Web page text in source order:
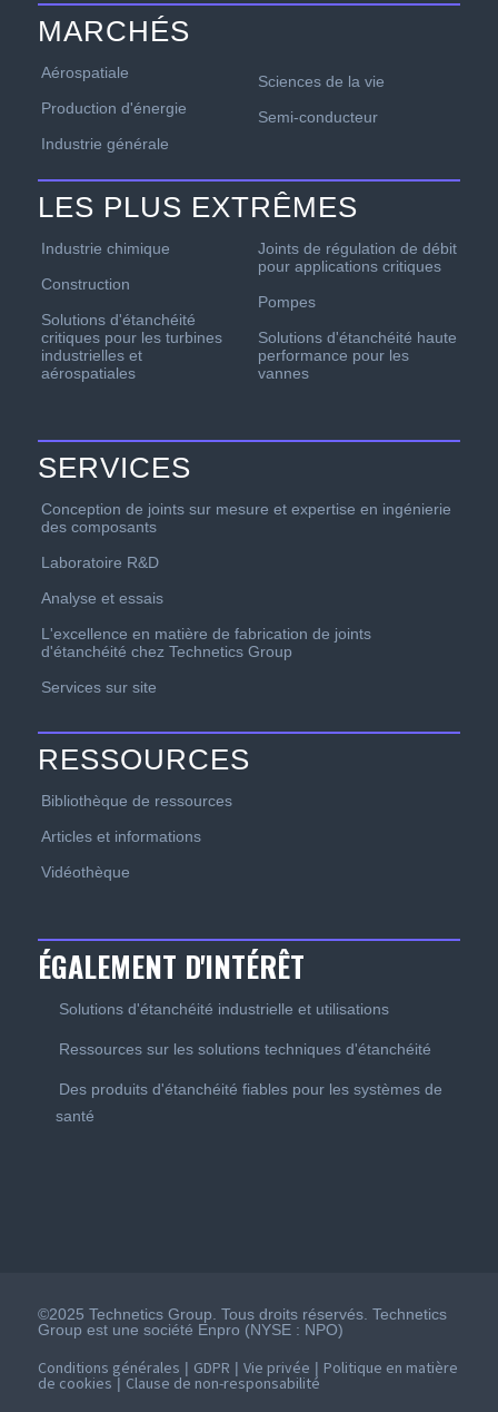
MARCHÉS
Aérospatiale
Production d'énergie
Industrie générale
Sciences de la vie
Semi-conducteur
LES PLUS EXTRÊMES
Industrie chimique
Construction
Solutions d'étanchéité
critiques pour les turbines
industrielles et
aérospatiales
Joints de régulation de débit
pour applications critiques
Pompes
Solutions d'étanchéité haute
performance pour les
vannes
SERVICES
Conception de joints sur mesure et expertise en ingénierie
des composants
Laboratoire R&D
Analyse et essais
L'excellence en matière de fabrication de joints
d'étanchéité chez Technetics Group
Services sur site
RESSOURCES
Bibliothèque de ressources
Articles et informations
Vidéothèque
ÉGALEMENT D'INTÉRÊT
Solutions d'étanchéité industrielle et utilisations
Ressources sur les solutions techniques d'étanchéité
Des produits d'étanchéité fiables pour les systèmes de
santé
©2025 Technetics Group. Tous droits réservés. Technetics
Group est une société Enpro (NYSE : NPO)
Conditions générales | GDPR | Vie privée | Politique en matière
de cookies | Clause de non-responsabilité